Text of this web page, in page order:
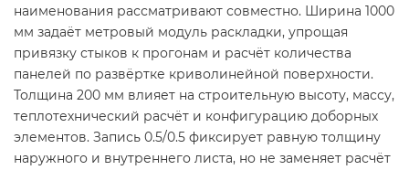
наименования рассматривают совместно. Ширина 1000
мм задаёт метровый модуль раскладки, упрощая
привязку стыков к прогонам и расчёт количества
панелей по развёртке криволинейной поверхности.
Толщина 200 мм влияет на строительную высоту, массу,
теплотехнический расчёт и конфигурацию доборных
элементов. Запись 0.5/0.5 фиксирует равную толщину
наружного и внутреннего листа, но не заменяет расчёт